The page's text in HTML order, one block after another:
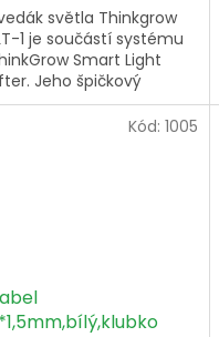
světla Thinkgrow
1 je součástí systému
Smart Light
Jeho špičkový
provoz s
více zvedáky poskytuje
Kód: 1005